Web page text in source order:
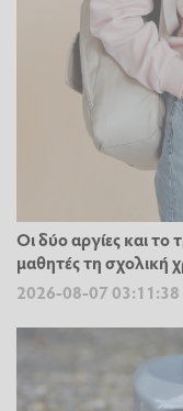
Οι δύο αργίες και το
μαθητές τη σχολική
2026-08-07 03:11:38